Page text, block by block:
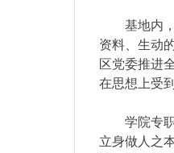
基地内
资料、生动
区党委推进
在思想上受
学院专
立身做人之